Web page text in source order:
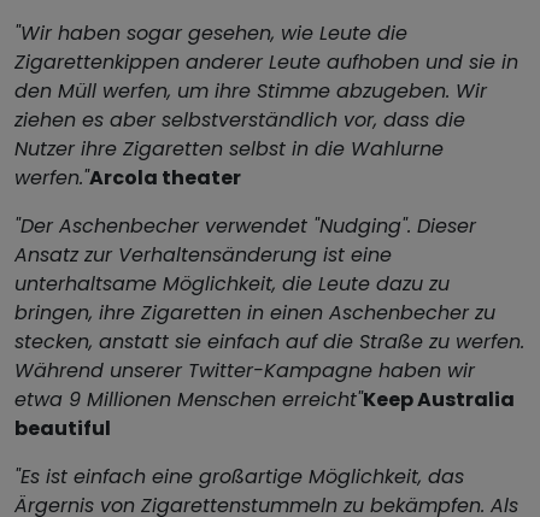
"Wir haben sogar gesehen, wie Leute die
Zigarettenkippen anderer Leute aufhoben und sie in
den Müll werfen, um ihre Stimme abzugeben. Wir
ziehen es aber selbstverständlich vor, dass die
Nutzer ihre Zigaretten selbst in die Wahlurne
werfen."Arcola theater
"Der Aschenbecher verwendet "Nudging". Dieser
Ansatz zur Verhaltensänderung ist eine
unterhaltsame Möglichkeit, die Leute dazu zu
bringen, ihre Zigaretten in einen Aschenbecher zu
stecken, anstatt sie einfach auf die Straße zu werfen.
Während unserer Twitter-Kampagne haben wir
etwa 9 Millionen Menschen erreicht"Keep Australia
beautiful
"Es ist einfach eine großartige Möglichkeit, das
Ärgernis von Zigarettenstummeln zu bekämpfen. Als